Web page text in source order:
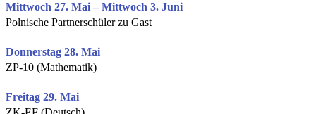
Mittwoch 27. Mai – Mittwoch 3. Juni
Polnische Partnerschüler zu Gast
Donnerstag 28. Mai
ZP-10 (Mathematik)
Freitag 29. Mai